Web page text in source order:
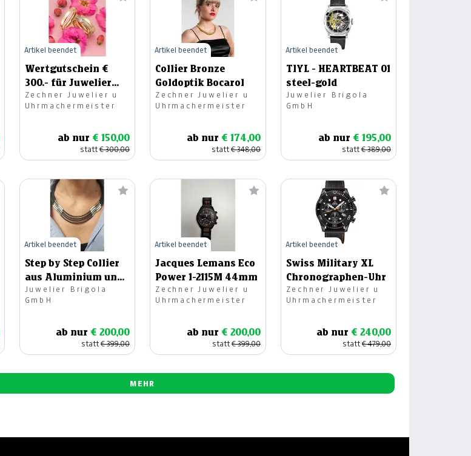
Wertgutschein €
300.- für Juwelier
Zechner (Ehringe)
Zechner Juwelier u
Uhrmachermeister
ab nur € 150,00
statt€ 300,00
Artikel beendet
Collier Bronze
Goldoptik Bocarol
Zechner Juwelier u
Uhrmachermeister
ab nur € 174,00
statt€ 348,00
Artikel beendet
TIYL - HEARTBEAT 01
steel-gold
Juwelier Brigola
GmbH
ab nur € 195,00
statt€ 389,00
Artikel beendet
Step by Step Collier
aus Aluminium und
Kautschuk
Juwelier Brigola
GmbH
ab nur € 200,00
statt€ 399,00
Artikel beendet
Jacques Lemans Eco
Power 1-2115M 44mm
Zechner Juwelier u
Uhrmachermeister
ab nur € 200,00
statt€ 399,00
Artikel beendet
Swiss Military XL
Chronographen-Uhr
Zechner Juwelier u
Uhrmachermeister
ab nur € 240,00
statt€ 479,00
Artikel beendet
MEHR